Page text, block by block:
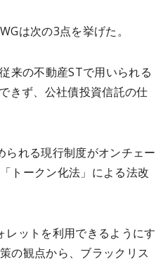
は次の3点を挙げた。
来の不動産STで用いられる
きず、公社債投資信託の仕
れる現行制度がオンチェー
トークン化法」による法改
ットを利用できるようにす
の観点から、ブラックリス